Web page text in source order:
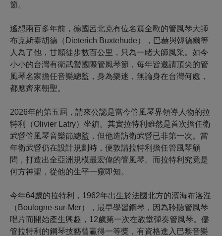
節。
遙想兩百多年前，德國呂北克有位名震全歐的管風琴大師
布克斯泰胡德（Dieterich Buxtehude），巴赫與韓德爾等
人為了他，甘願徒步數百公里，只為一睹大師風采。如今
小小的台灣有衛武營國際管風琴節，每年皆邀請頂尖的管
風琴名家擔任音樂總監，身為樂迷，無論身在台灣何處，
都應齊來朝聖。
2026年的第五屆，請來公認是當今管風琴界領導人物的拉
特利（Olivier Latry）坐鎮。其實拉特利雖然是首次擔任衛
武營管風琴音樂節總監，但他造訪衛武營已非第一次。當
年衛武營仍在設計規劃時，便敦請拉特利擔任管風琴顧
問，打造出全亞洲規模最宏偉的管風琴。而拉特利究竟是
何方神聖，從他的生平一窺即知。
今年64歲的拉特利，1962年出生於法國北方的濱海布洛涅
（Boulogne-sur-Mer），最早學習鋼琴，因為聆聽管風琴
唱片而開始產生興趣，12歲第一次在教堂彈奏管風琴。儘
管拉特利的鋼琴技藝曾贏得一等獎，有資格進入巴黎音樂